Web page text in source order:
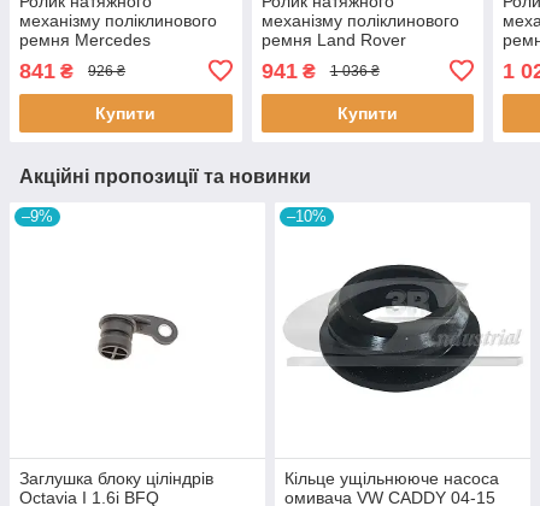
механізму поліклинового
ремня Mercedes
OM541.920-OM542.962
04.96- 80x10x44 478118
CAFFARO
841 ₴ 926 ₴
Купити
механізму поліклинового
ремня Land Rover
Defender/Discovery I 2.5D
10.89-12.01 85x17x30
29200 CAFFARO
941₴ 1 036 ₴
Купити
1.6
1
Акційні пропозиції та новинки
–9%
Заглушка блоку ціліндрів
Octavia I 1.6i BFQ
–10%
Кiльце ущiльнююче насоса
омивача VW CADDY 04-15